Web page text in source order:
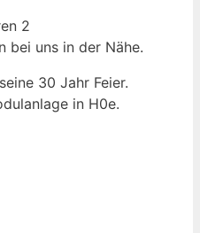
2
bei uns in der Nähe.
30 Jahr Feier.
in H0e.